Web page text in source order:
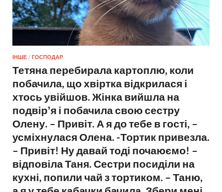
ІНШЕ / ГОСПОДАР
Тетяна перебирала картоплю, коли
побачила, що хвіртка відкрилася і
хтось увійшов. Жінка вийшла на
подвірʼя і побачила свою сестру
Олену. – Привіт. А я до тебе в гості, –
усміхнулася Олена. -Тортик привезла.
– Привіт! Ну давай тоді почаюємо! –
відповіла Таня. Сестри посиділи на
кухні, попили чай з тортиком. – Таню,